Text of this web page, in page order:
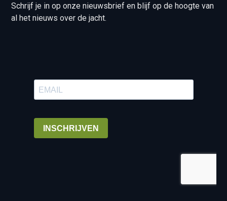
Schrijf je in op onze nieuwsbrief en blijf op de hoogte van
al het nieuws over de jacht.